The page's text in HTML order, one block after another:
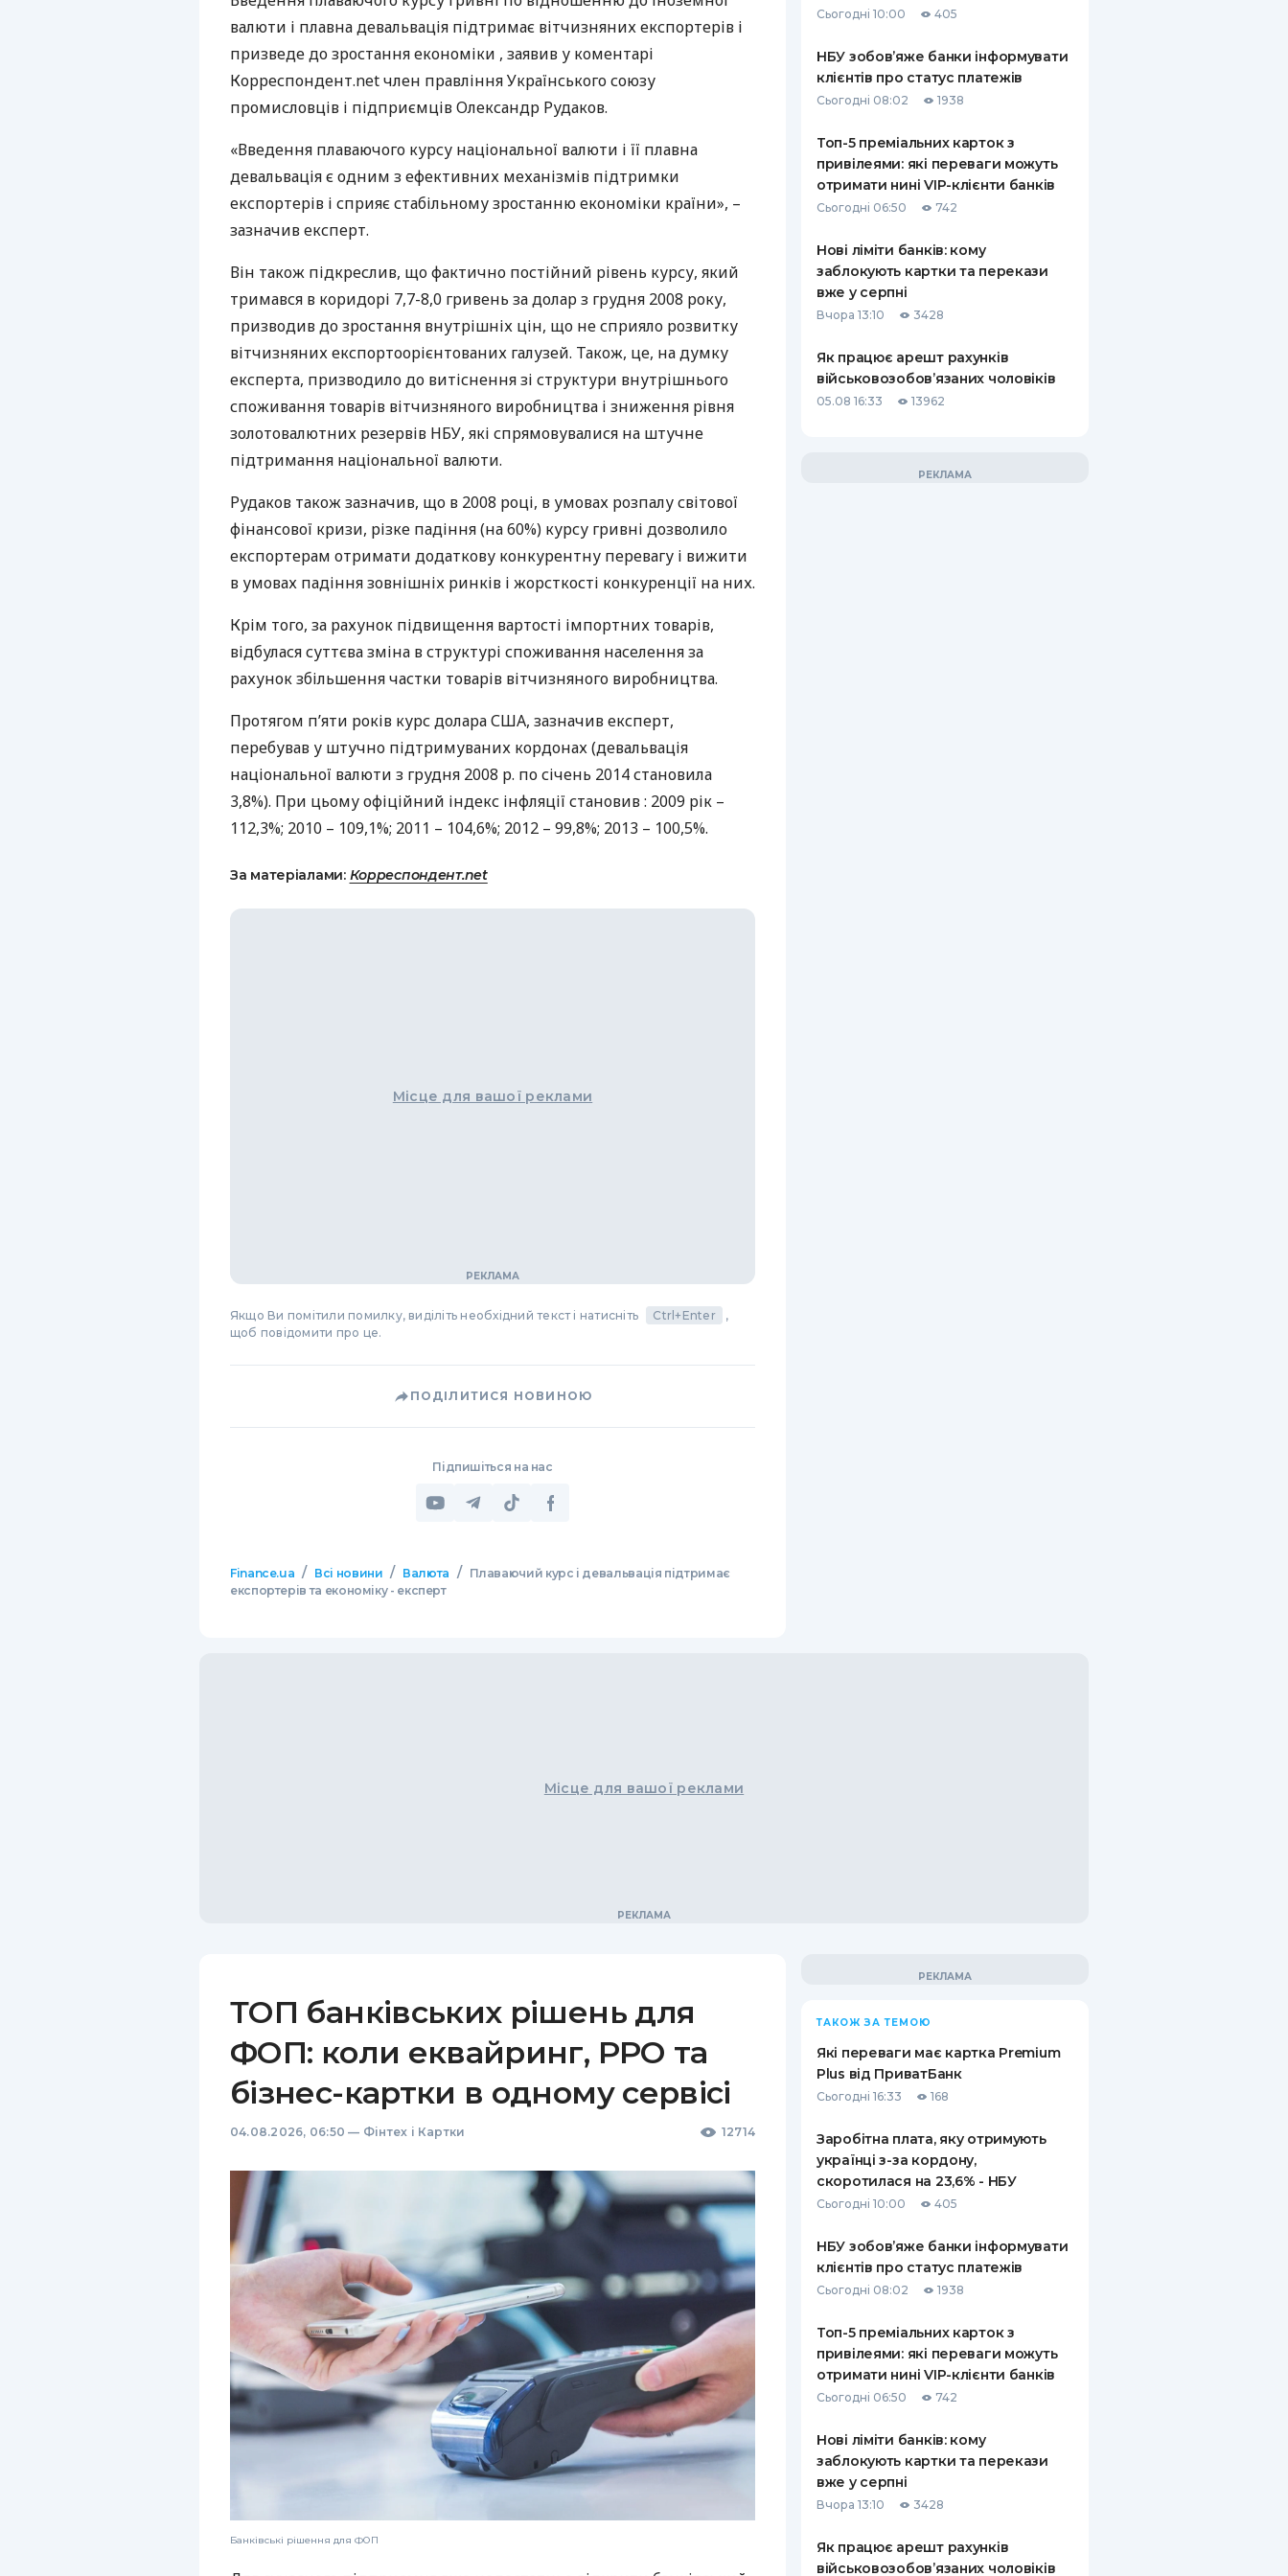
РЕЙТИНГ ДЕБЕТОВИХ
КАРТОК
ЩОМІСЯЧНИЙ ОГЛЯД
ПУТІВНИКИ ПО
СТРАХУВАННЮ
ВСІ СТРАХОВІ ПОЛІСИ
ВІДГУКИ ПРО СТРАХОВІ
КОМПАНІЇ
КОНТАКТИ
валюти і плавна девальвація підтримає вітчизняних експортерів і
призведе до зростання економіки , заявив у коментарі
Корреспондент.net член правління Українського союзу
промисловців і підприємців Олександр Рудаков.
«Введення плаваючого курсу національної валюти і її плавна
девальвація є одним з ефективних механізмів підтримки
експортерів і сприяє стабільному зростанню економіки країни», –
зазначив експерт.
Він також підкреслив, що фактично постійний рівень курсу, який
тримався в коридорі 7,7-8,0 гривень за долар з грудня 2008 року,
призводив до зростання внутрішніх цін, що не сприяло розвитку
вітчизняних експортоорієнтованих галузей. Також, це, на думку
експерта, призводило до витіснення зі структури внутрішнього
споживання товарів вітчизняного виробництва і зниження рівня
золотовалютних резервів НБУ, які спрямовувалися на штучне
підтримання національної валюти.
Рудаков також зазначив, що в 2008 році, в умовах розпалу світової
фінансової кризи, різке падіння (на 60%) курсу гривні дозволило
експортерам отримати додаткову конкурентну перевагу і вижити
в умовах падіння зовнішніх ринків і жорсткості конкуренції на них.
Крім того, за рахунок підвищення вартості імпортних товарів,
відбулася суттєва зміна в структурі споживання населення за
рахунок збільшення частки товарів вітчизняного виробництва.
Протягом п’яти років курс долараСША, зазначив експерт,
перебував у штучно підтримуваних кордонах (девальвація
національної валюти з грудня 2008 р. по січень 2014 становила
3,8%). При цьому офіційний індекс інфляції становив : 2009 рік –
112,3%; 2010 – 109,1%; 2011 – 104,6%; 2012 – 99,8%; 2013 – 100,5%.
За матеріалами: Корреспондент.net
Місце для вашої реклами
Якщо Ви помітили помилку, виділіть необхідний текст і натисніть Ctrl+Enter
,
щоб повідомити про це.
ПОДІЛИТИСЯ НОВИНОЮ
Підпишіться на нас
Finance.ua / Всі новини / Валюта /
Плаваючий курс і девальвація підтримає
експортерів та економіку - експерт
Сьогодні 10:00 405
НБУ зобов’яже банки інформувати
клієнтів про статус платежів
Сьогодні 08:02 1938
Топ-5 преміальних карток з
привілеями: які переваги можуть
отримати нині VIP-клієнти банків
Сьогодні 06:50 742
Нові ліміти банків: кому
заблокують картки та перекази
вже у серпні
Вчора 13:10 3428
Як працює арешт рахунків
військовозобов’язаних чоловіків
05.08 16:33 13962
Місце для вашої реклами
ТОП банківських рішень для
ФОП: коли еквайринг, РРО та
бізнес-картки в одному сервісі
04.08.2026, 06:50 — Фінтех і Картки 12714
Банківські рішення для ФОП
ТАКОЖ ЗА ТЕМОЮ
Які переваги має картка Premium
Plus від ПриватБанк
Сьогодні 16:33 168
Заробітна плата, яку отримують
українці з-за кордону,
скоротилася на 23,6% - НБУ
Сьогодні 10:00 405
НБУ зобов’яже банки інформувати
клієнтів про статус платежів
Сьогодні 08:02 1938
Топ-5 преміальних карток з
привілеями: які переваги можуть
отримати нині VIP-клієнти банків
Сьогодні 06:50 742
Нові ліміти банків: кому
заблокують картки та перекази
вже у серпні
Вчора 13:10 3428
Як працює арешт рахунків
військовозобов’язаних чоловіків